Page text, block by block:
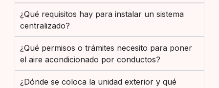
¿Qué requisitos hay para instalar un sistema
centralizado?
¿Qué permisos o trámites necesito para poner
el aire acondicionado por conductos?
¿Dónde se coloca la unidad exterior y qué